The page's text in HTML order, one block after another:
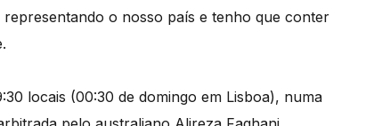
o nosso país e tenho que conter
locais (00:30 de domingo em Lisboa), numa